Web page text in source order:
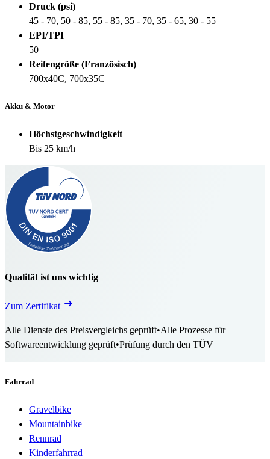
Druck (psi)
45 - 70, 50 - 85, 55 - 85, 35 - 70, 35 - 65, 30 - 55
EPI/TPI
50
Reifengröße (Französisch)
700x40C, 700x35C
Akku & Motor
Höchstgeschwindigkeit
Bis 25 km/h
Qualität ist uns wichtig
Zum Zertifikat
Alle Dienste des Preisvergleichs geprüft•Alle Prozesse für
Softwareentwicklung geprüft•Prüfung durch den TÜV
Fahrrad
Gravelbike
Mountainbike
Rennrad
Kinderfahrrad